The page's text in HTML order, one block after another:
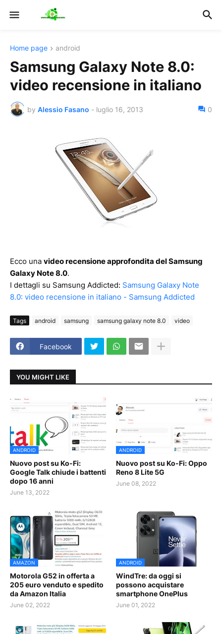
Home page android
Samsung Galaxy Note 8.0:
video recensione in italiano
by Alessio Fasano - luglio 16, 2013 0
Ecco una video recensione approfondita del Samsung
Galaxy Note 8.0.
I dettagli su Samsung Addicted: Samsung Galaxy Note
8.0: video recensione in italiano - Samsung Addicted
Tags android samsung samsung galaxy note 8.0 video
Facebook
YOU MIGHT LIKE
ANDROID
Nuovo post su Ko-Fi:
Google Talk chiude i battenti
dopo 16 anni
June 13, 2022
ANDROID
Nuovo post su Ko-Fi: Oppo
Reno 8 Lite 5G
June 08, 2022
AMAZON
Motorola G52 in offerta a
205 euro venduto e spedito
da Amazon Italia
June 02, 2022
ANDROID
WindTre: da oggi si
possono acquistare
smartphone OnePlus
June 01, 2022